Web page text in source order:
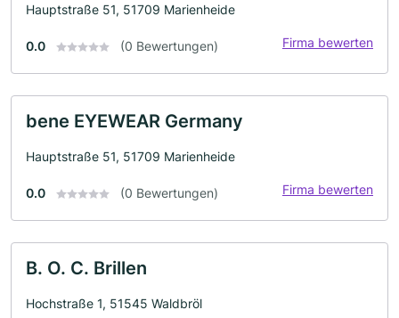
Hauptstraße 51, 51709 Marienheide
0.0 (0 Bewertungen) Firma bewerten
bene EYEWEAR Germany
Hauptstraße 51, 51709 Marienheide
0.0 (0 Bewertungen) Firma bewerten
B. O. C. Brillen
Hochstraße 1, 51545 Waldbröl